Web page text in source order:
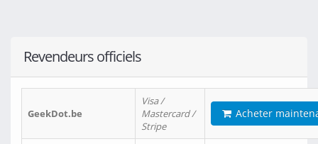
Revendeurs officiels
GeekDot.be
Visa /
Mastercard /
Stripe
Acheter